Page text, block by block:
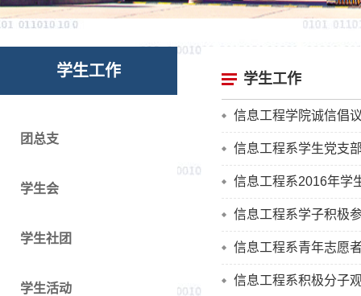
学生工作
团总支
学生会
学生社团
学生活动
学生工作
信息工程学院诚信倡
信息工程系学生党支
信息工程系2016年学
信息工程系学子积极
信息工程系青年志愿
信息工程系积极分子